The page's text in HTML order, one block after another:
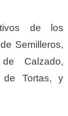
de los
Semilleros,
Calzado,
de Tortas, y